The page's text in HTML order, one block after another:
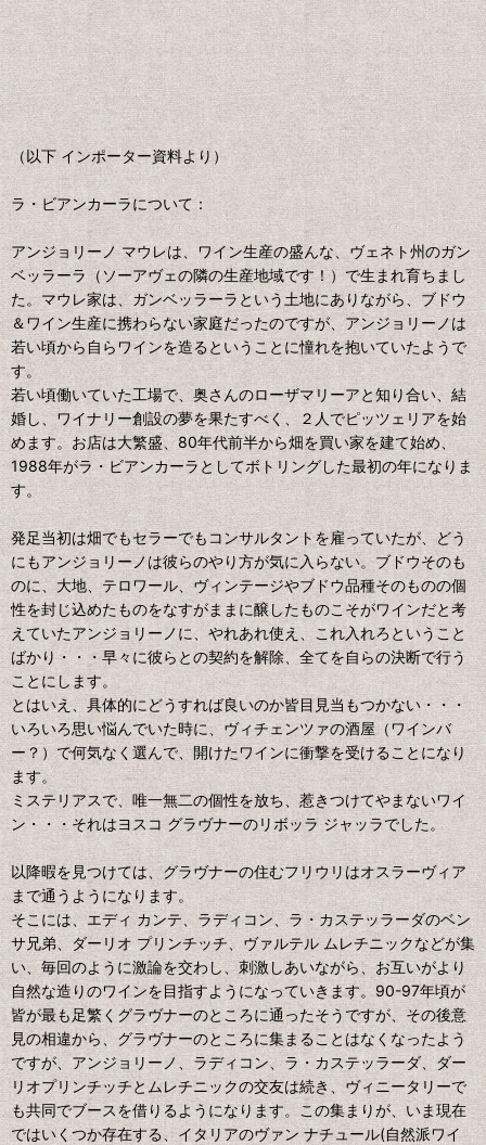
（以下 インポーター資料より）
ラ・ビアンカーラについて：
アンジョリーノ マウレは、ワイン生産の盛んな、ヴェネト州のガン
ベッラーラ（ソーアヴェの隣の生産地域です！）で生まれ育ちまし
た。マウレ家は、ガンベッラーラという土地にありながら、ブドウ
＆ワイン生産に携わらない家庭だったのですが、アンジョリーノは
若い頃から自らワインを造るということに憧れを抱いていたようで
す。
若い頃働いていた工場で、奥さんのローザマリーアと知り合い、結
婚し、ワイナリー創設の夢を果たすべく、２人でピッツェリアを始
めます。お店は大繁盛、80年代前半から畑を買い家を建て始め、
1988年がラ・ビアンカーラとしてボトリングした最初の年になりま
す。
発足当初は畑でもセラーでもコンサルタントを雇っていたが、どう
にもアンジョリーノは彼らのやり方が気に入らない。ブドウそのも
のに、大地、テロワール、ヴィンテージやブドウ品種そのものの個
性を封じ込めたものをなすがままに醸したものこそがワインだと考
えていたアンジョリーノに、やれあれ使え、これ入れろということ
ばかり・・・早々に彼らとの契約を解除、全てを自らの決断で行う
ことにします。
とはいえ、具体的にどうすれば良いのか皆目見当もつかない・・・
いろいろ思い悩んでいた時に、ヴィチェンツァの酒屋（ワインバ
ー？）で何気なく選んで、開けたワインに衝撃を受けることになり
ます。
ミステリアスで、唯一無二の個性を放ち、惹きつけてやまないワイ
ン・・・それはヨスコ グラヴナーのリボッラ ジャッラでした。
以降暇を見つけては、グラヴナーの住むフリウリはオスラーヴィア
まで通うようになります。
そこには、エディ カンテ、ラディコン、ラ・カステッラーダのベン
サ兄弟、ダーリオ プリンチッチ、ヴァルテル ムレチニックなどが集
い、毎回のように激論を交わし、刺激しあいながら、お互いがより
自然な造りのワインを目指すようになっていきます。90-97年頃が
皆が最も足繁くグラヴナーのところに通ったそうですが、その後意
見の相違から、グラヴナーのところに集まることはなくなったよう
ですが、アンジョリーノ、ラディコン、ラ・カステッラーダ、ダー
リオプリンチッチとムレチニックの交友は続き、ヴィニータリーで
も共同でブースを借りるようになります。この集まりが、いま現在
ではいくつか存在する、イタリアのヴァン ナチュール(自然派ワイ